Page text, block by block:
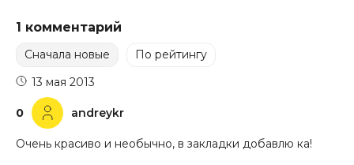
1 комментарий
Сначала новые По рейтингу
0 andreykr
13 мая 2013
Очень красиво и необычно, в закладки добавлю ка!